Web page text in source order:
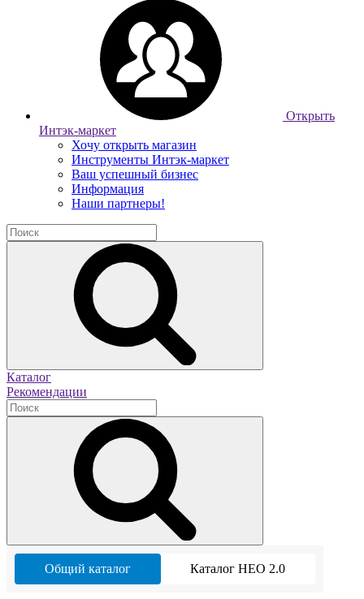
Открыть
Интэк-маркет
Хочу открыть магазин
Инструменты Интэк-маркет
Ваш успешный бизнес
Информация
Наши партнеры!
Каталог
Рекомендации
Общий каталог Каталог НЕО 2.0